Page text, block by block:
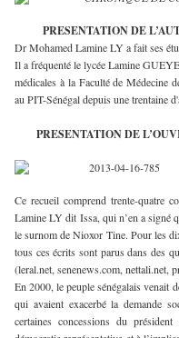
PRESENTATION DE
Dr Mohamed Lamine LY a fait ses
Il a fréquenté le lycée Lamine
médicales à la Faculté de Médecine
au PIT-Sénégal depuis une trentaine
PRESENTATION DE
Ce recueil comprend trente-quatre
Lamine LY dit Issa, qui n’en a signé
le surnom de Nioxor Tine. Pour les
tous ces écrits sont parus dans des
(leral.net, senenews.com, nettali.net,
En 2000, le peuple sénégalais venait
qui avaient exacerbé la demande
certaines concessions du